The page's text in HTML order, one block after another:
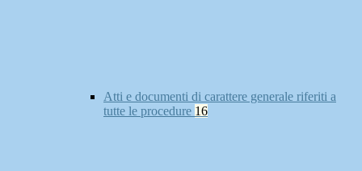
Atti e documenti di carattere generale riferiti a
tutte le procedure 16